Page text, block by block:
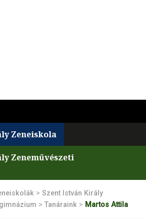
Zeneiskola
Zeneművészeti
> Szent István Király
> Tanáraink > Martos Attila